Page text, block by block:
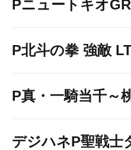
Pニュートキオ
P北斗の拳 強敵
P真・一騎当千～
デジハネP聖戦士